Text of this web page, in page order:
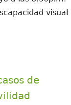
visual
de